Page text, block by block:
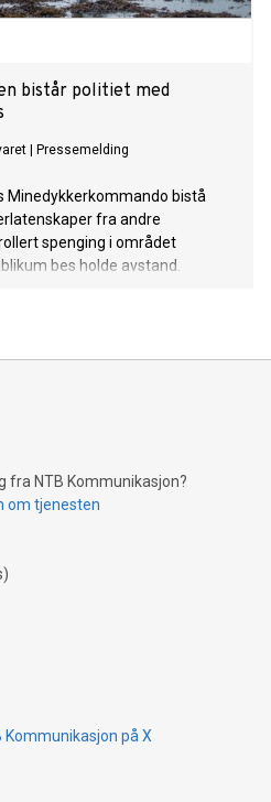
bistår politiet med
Pressemelding
Minedykkerkommando bistå
fra andre
spenging i området
bes holde avstand.
fra NTB Kommunikasjon?
om tjenesten
Kommunikasjon på X